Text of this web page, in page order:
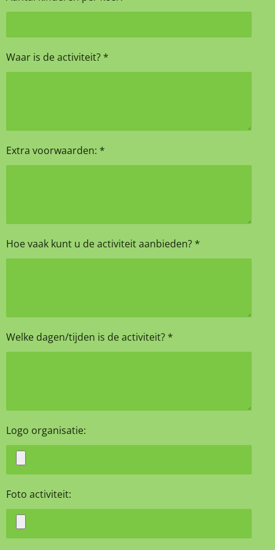
Waar is de activiteit? *
Extra voorwaarden: *
Hoe vaak kunt u de activiteit aanbieden? *
Welke dagen/tijden is de activiteit? *
Logo organisatie:
Foto activiteit: